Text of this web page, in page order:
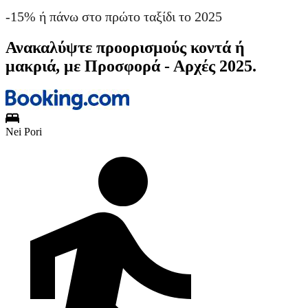
-15% ή πάνω στο πρώτο ταξίδι το 2025
Ανακαλύψτε προορισμούς κοντά ή
μακριά, με Προσφορά - Αρχές 2025.
Nei Pori